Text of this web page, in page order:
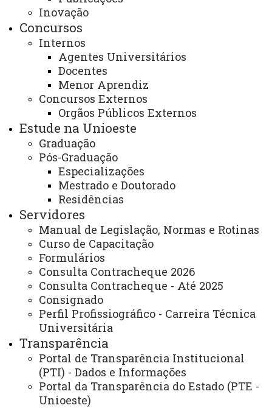
Inovação
Concursos
Internos
Agentes Universitários
Docentes
Menor Aprendiz
Concursos Externos
Orgãos Públicos Externos
Estude na Unioeste
Graduação
Pós-Graduação
Especializações
Mestrado e Doutorado
Residências
Servidores
Manual de Legislação, Normas e Rotinas
Curso de Capacitação
Formulários
Consulta Contracheque 2026
Consulta Contracheque - Até 2025
Consignado
Perfil Profissiográfico - Carreira Técnica
Universitária
Transparência
Portal de Transparência Institucional
(PTI) - Dados e Informações
Portal da Transparência do Estado (PTE -
Unioeste)
Edital 036-2026-PROGRAD - Retificação -
Ingresso em Vagas Remanescentes – Séries
Iniciais
03/
6
Edital 035/2026 - PROGRAD - Convocação
Matrícula PRESENCIAL - Vagas Remanescentes
- Calouros
Publicações Anteriores
Dúvidas referente à documentação ou sistema?
Entre em contato com a Coordenação Acadêmica
(CAD) do câmpus de oferta do seu curso:
Câmpus de Cascavel
(45) 3220-3108 / (45) 3220-
7490
Câmpus de Foz do
Iguaçu
PTI:(45) 3576-8146
cad.foz@unioeste.br
Câmpus de Francisco